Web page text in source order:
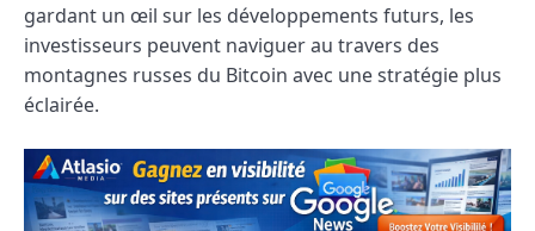
gardant un œil sur les développements futurs, les
investisseurs peuvent naviguer au travers des
montagnes russes du Bitcoin avec une stratégie plus
éclairée.